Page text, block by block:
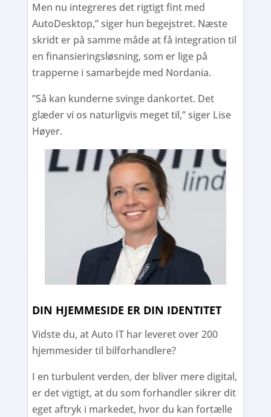
Men nu integreres det rigtigt fint med
AutoDesktop,” siger hun begejstret. Næste
skridt er på samme måde at få integration til
en finansieringsløsning, som er lige på
trapperne i samarbejde med Nordania.
”Så kan kunderne svinge dankortet. Det
glæder vi os naturligvis meget til,” siger Lise
Høyer.
DIN HJEMMESIDE ER DIN IDENTITET
Vidste du, at Auto IT har leveret over 200
hjemmesider til bilforhandlere?
I en turbulent verden, der bliver mere digital,
er det vigtigt, at du som forhandler sikrer dit
eget aftryk i markedet, hvor du kan fortælle